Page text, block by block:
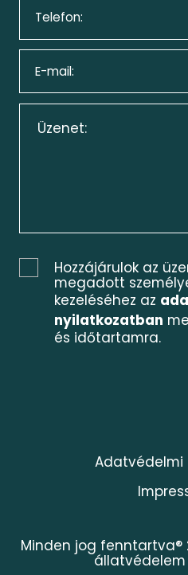
Hozzájárulok az
megadott
kezeléséhez az
nyilatkozatban
és időtartamra.
Minden jog fenntartva®
Adatvédelmi